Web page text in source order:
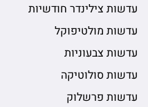
עדשות צילינדר חודשיות
עדשות מולטיפוקל
עדשות צבעוניות
עדשות סולוטיקה
עדשות פרשלוק